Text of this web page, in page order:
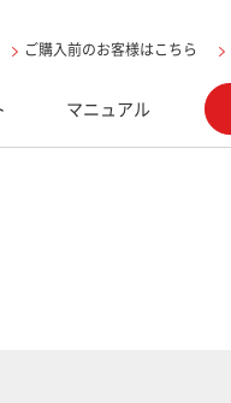
マニュアル
ご購入前のお客様はこちら